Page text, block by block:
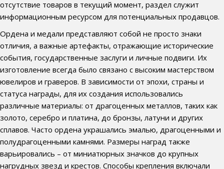
отсутствие товаров в текущий момент, раздел служит
информационным ресурсом для потенциальных продавцов.
Ордена и медали представляют собой не просто знаки
отличия, а важные артефакты, отражающие исторические
события, государственные заслуги и личные подвиги. Их
изготовление всегда было связано с высоким мастерством
ювелиров и граверов. В зависимости от эпохи, страны и
статуса награды, для их создания использовались
различные материалы: от драгоценных металлов, таких как
золото, серебро и платина, до бронзы, латуни и других
сплавов. Часто ордена украшались эмалью, драгоценными и
полудрагоценными камнями. Размеры наград также
варьировались – от миниатюрных значков до крупных
нагрудных звезд и крестов. Способы крепления включали